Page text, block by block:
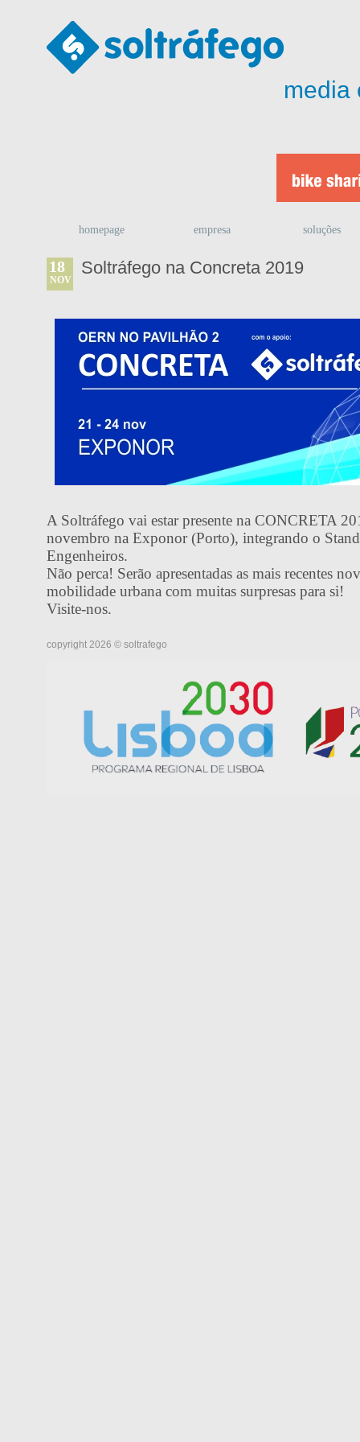
homepage empresa soluções
media
18
NOV
Soltráfego na Concreta 2019
A Soltráfego vai estar presente na CONCRETA
novembro na Exponor (Porto), integrando o
Engenheiros.
Não perca! Serão apresentadas as mais recentes
mobilidade urbana com muitas surpresas para si!
Visite-nos.
copyright 2026 © soltrafego